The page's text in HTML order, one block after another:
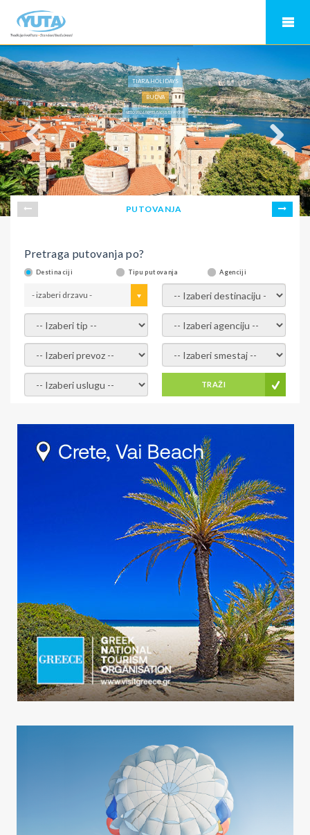
TIARA HOLIDAYS
BUDVA
LETO 2026, HOTEL FAGUS BY AYCON
PUTOVANJA
Pretraga putovanja po?
Destinaciji Tipu putovanja Agenciji
- izaberi drzavu - - izaberi destinaciju -
- izaberi tip - - izaberi agenciju -
- izaberi prevoz - - Izaberite smestaj -
- Izaberite uslugu - TRAŽI